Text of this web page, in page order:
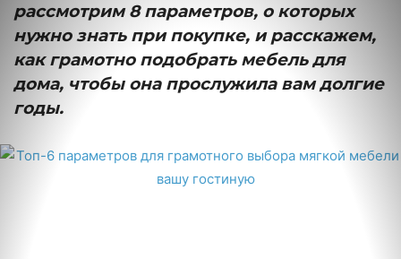
рассмотрим 8 параметров, о которых
нужно знать при покупке, и расскажем,
как грамотно подобрать мебель для
дома, чтобы она прослужила вам долгие
годы.